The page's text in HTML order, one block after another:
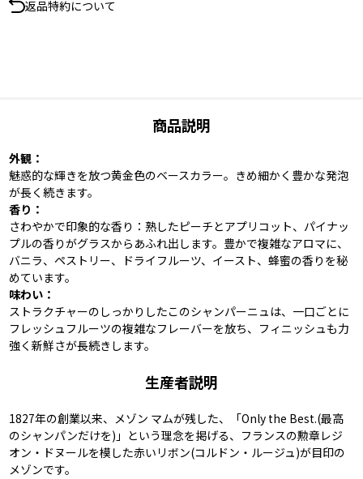
返品特約について
商品説明
外観：
魅惑的な輝きを放つ黄金色のベースカラー。きめ細かく豊かな発泡
が長く続きます。
香り：
さわやかで印象的な香り：熟したピーチとアプリコット、パイナッ
プルの香りがグラスからあふれ出します。豊かで複雑なアロマに、
バニラ、ペストリー、ドライフルーツ、イースト、蜂蜜の香りを秘
めています。
味わい：
ストラクチャーのしっかりしたこのシャンパーニュは、一口ごとに
フレッシュフルーツの複雑なフレーバーを放ち、フィニッシュも力
強く新鮮さが長続きします。
生産者説明
1827年の創業以来、メゾン マムが残した、「Only the Best.(最高
のシャンパンだけを)」という理念を掲げる、フランスの勲章レジ
オン・ドヌールを模した赤いリボン(コルドン・ルージュ)が目印の
メゾンです。